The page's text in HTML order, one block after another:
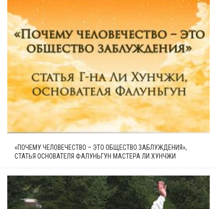
«ПОЧЕМУ ЧЕЛОВЕЧЕСТВО – ЭТО ОБЩЕСТВО ЗАБЛУЖДЕНИЯ»,
СТАТЬЯ ОСНОВАТЕЛЯ ФАЛУНЬГУН МАСТЕРА ЛИ ХУНЧЖИ